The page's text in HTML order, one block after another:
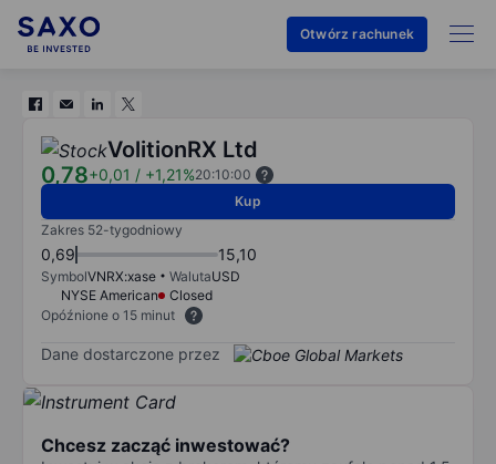
Otwórz rachunek
VolitionRX Ltd
0,78+0,01 / +1,21%20:10:00
Kup
Zakres 52-tygodniowy
0,69 15,10
SymbolVNRX:xase WalutaUSD
NYSE American
Closed
Opóźnione o 15 minut
Dane dostarczone przez
Chcesz zacząć inwestować?